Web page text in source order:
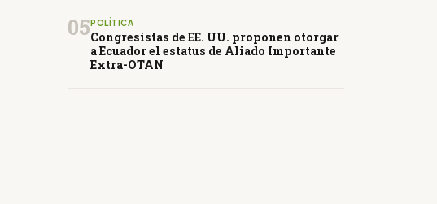
05 POLÍTICA
Congresistas de EE. UU. proponen otorgar
a Ecuador el estatus de Aliado Importante
Extra-OTAN